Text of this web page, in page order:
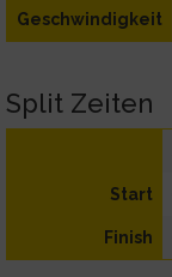
Geschwindigkeit
Split Zeiten
Start
Finish